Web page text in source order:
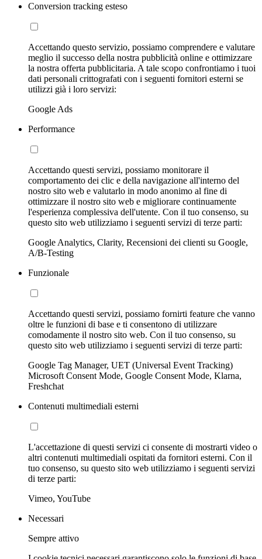
Conversion tracking esteso
Accettando questo servizio, possiamo comprendere e valutare
meglio il successo della nostra pubblicità online e ottimizzare
la nostra offerta pubblicitaria. A tale scopo confrontiamo i tuoi
dati personali crittografati con i seguenti fornitori esterni se
utilizzi già i loro servizi:
Google Ads
Performance
Accettando questi servizi, possiamo monitorare il
comportamento dei clic e della navigazione all'interno del
nostro sito web e valutarlo in modo anonimo al fine di
ottimizzare il nostro sito web e migliorare continuamente
l'esperienza complessiva dell'utente. Con il tuo consenso, su
questo sito web utilizziamo i seguenti servizi di terze parti:
Google Analytics, Clarity, Recensioni dei clienti su Google,
A/B-Testing
Funzionale
Accettando questi servizi, possiamo fornirti feature che vanno
oltre le funzioni di base e ti consentono di utilizzare
comodamente il nostro sito web. Con il tuo consenso, su
questo sito web utilizziamo i seguenti servizi di terze parti:
Google Tag Manager, UET (Universal Event Tracking)
Microsoft Consent Mode, Google Consent Mode, Klarna,
Freshchat
Contenuti multimediali esterni
L'accettazione di questi servizi ci consente di mostrarti video o
altri contenuti multimediali ospitati da fornitori esterni. Con il
tuo consenso, su questo sito web utilizziamo i seguenti servizi
di terze parti:
Vimeo, YouTube
Necessari
Sempre attivo